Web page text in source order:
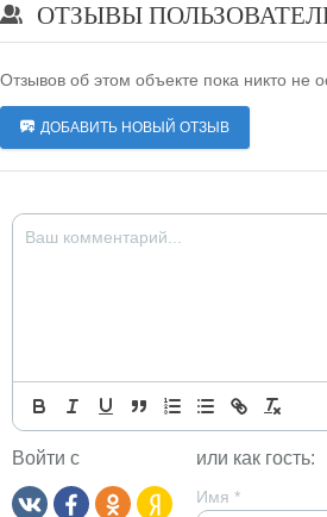
ОТЗЫВЫ
Отзывов об этом объекте пока никто не
ДОБАВИТЬ НОВЫЙ ОТЗЫВ
Войти с или как гость:
Имя *